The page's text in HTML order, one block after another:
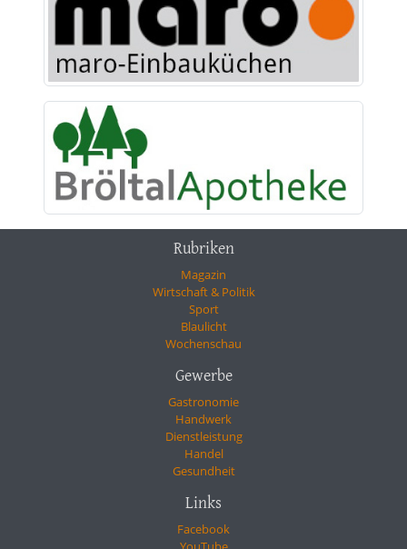
Rubriken
Magazin
Wirtschaft & Politik
Sport
Blaulicht
Wochenschau
Gewerbe
Gastronomie
Handwerk
Dienstleistung
Handel
Gesundheit
Links
Facebook